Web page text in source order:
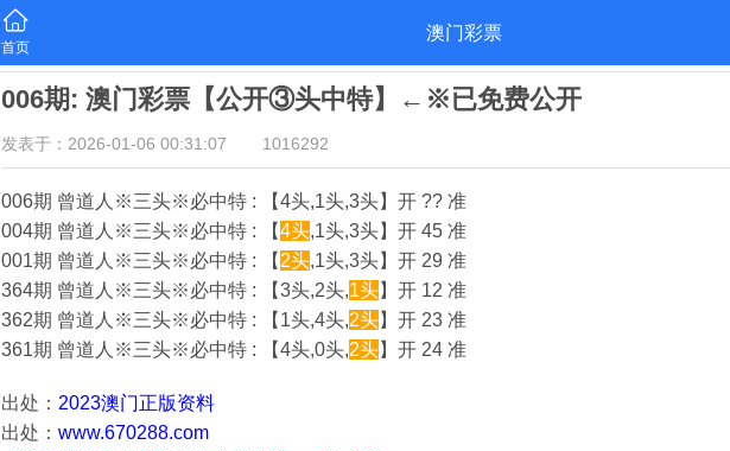
首页
澳门彩票
006期: 澳门彩票【公开③头中特】←※已免费公开
发表于：2026-01-06 00:31:07 1016292
006期 曾道人※三头※必中特 : 【4头,1头,3头】开 ?? 准
004期 曾道人※三头※必中特 : 【4头,1头,3头】开 45 准
001期 曾道人※三头※必中特 : 【 2头,1头,3头】开 29 准
364期 曾道人※三头※必中特 : 【3头,2头,1头】开 12 准
362期 曾道人※三头※必中特 : 【1头,4头,2头】开 23 准
361期 曾道人※三头※必中特 : 【4头,0头,2头】开 24 准
出处： 2023澳门正版资料
出处： www.670288.com